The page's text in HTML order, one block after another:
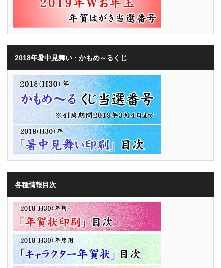
2018年暑中見舞い・かもめ～るくじ
各種情報目次